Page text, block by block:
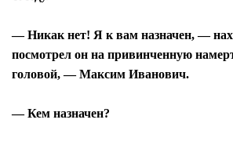
— Никак нет! Я к вам назначен, —
посмотрел он на привинченную
головой, — Максим Иванович.
— Кем назначен?